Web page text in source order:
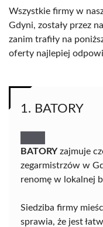
Wszystkie firmy w
Gdyni, zostały przez
zanim trafiły na
oferty najlepiej
1. BATORY
BATORYzajmuje
zegarmistrzów w
renomę w lokalnej
Siedziba firmy
sprawia, że jest